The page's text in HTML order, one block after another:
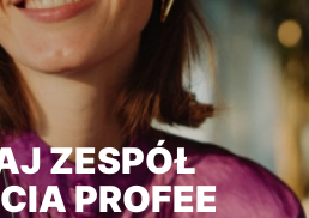
ZESPÓŁ
PROFEE